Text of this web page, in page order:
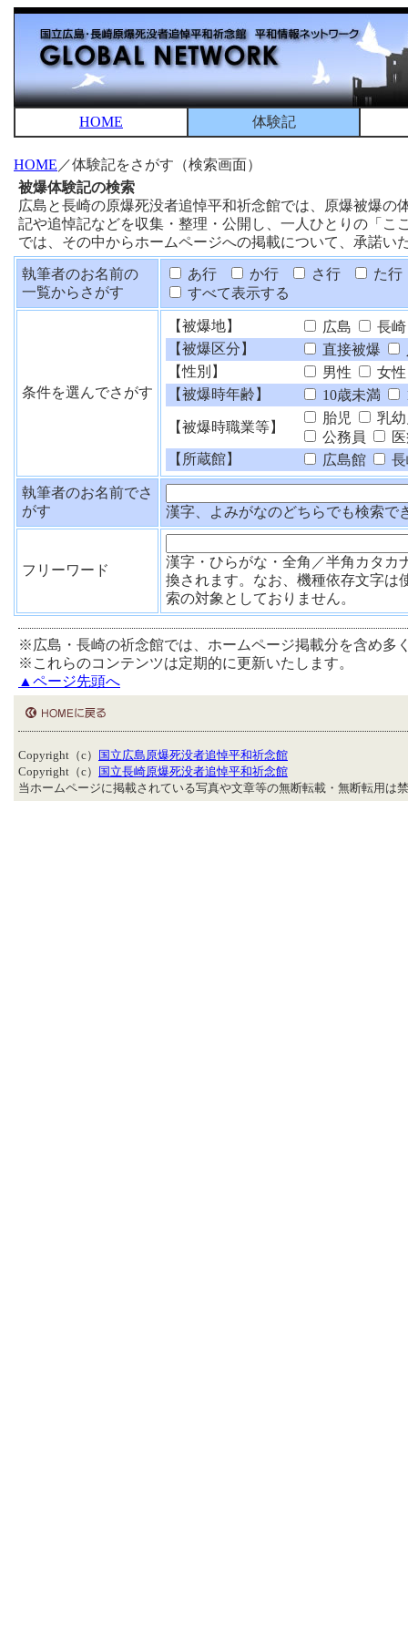
HOME 体験記
HOME ／体験記をさがす（検索画面）
被爆体験記の検索
広島と長崎の原爆死没者追悼平和祈念館では、原爆被爆
記や追悼記などを収集・整理・公開し、一人ひとりの「
では、その中からホームページへの掲載について、承諾い
執筆者のお名前の
一覧からさがす
あ行 か行 さ行
た行
すべて表示する
条件を選んでさがす
【被爆地】 広島
長崎
【被爆区分】
直接被爆
【性別】
男性
女性
【被爆時年齢】
10歳未満
【被爆時職業等】
胎児
乳
公務員
【所蔵館】
広島館
執筆者のお名前でさ
がす
漢字、よみがなのどちらでも検索で
フリーワード
漢字・ひらがな・全角／半角カタカ
換されます。なお、機種依存文字は
索の対象としておりません。
※広島・長崎の祈念館では、ホームページ掲載分を含め多
※これらのコンテンツは定期的に更新いたします。
▲ページ先頭へ
Copyright（c）
国立広島原爆死没者追悼平和祈念館
Copyright（c）
国立長崎原爆死没者追悼平和祈念館
当ホームページに掲載されている写真や文章等の無断転載・無断転用は